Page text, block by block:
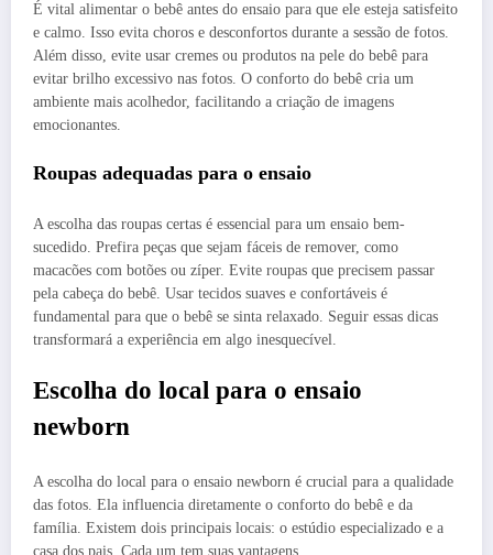
É vital alimentar o bebê antes do ensaio para que ele esteja satisfeito
e calmo. Isso evita choros e desconfortos durante a sessão de fotos.
Além disso, evite usar cremes ou produtos na pele do bebê para
evitar brilho excessivo nas fotos. O conforto do bebê cria um
ambiente mais acolhedor, facilitando a criação de imagens
emocionantes.
Roupas adequadas para o ensaio
A escolha das roupas certas é essencial para um ensaio bem-
sucedido. Prefira peças que sejam fáceis de remover, como
macacões com botões ou zíper. Evite roupas que precisem passar
pela cabeça do bebê. Usar tecidos suaves e confortáveis é
fundamental para que o bebê se sinta relaxado. Seguir essas dicas
transformará a experiência em algo inesquecível.
Escolha do local para o ensaio
newborn
A escolha do local para o ensaio newborn é crucial para a qualidade
das fotos. Ela influencia diretamente o conforto do bebê e da
família. Existem dois principais locais: o estúdio especializado e a
casa dos pais. Cada um tem suas vantagens.